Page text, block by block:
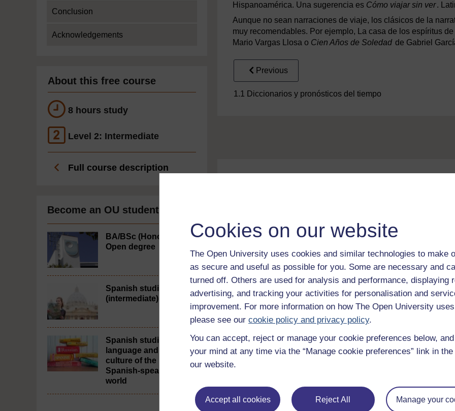
Cookies on our website
The Open University uses cookies and similar technologies to make
as secure and useful as possible for you. Some are necessary and
turned off. Others are used for analysis and performance, displaying
advertising, and tracking your activities for personalisation and
improvement. For more information on how The Open University
please see our cookie policy and privacy policy.
You can accept, reject or manage your cookie preferences below,
your mind at any time via the “Manage cookie preferences” link in
our website.
Accept all cookies Reject All Manage your
Conclusion
Acknowledgements
About this free course
8 hours study
Level 2: Intermediate
Full course description
Become an OU student
BA/BSc (Honours)
Open degree
Spanish studies 1
(intermediate)
Spanish studies 2:
language and
culture of the
Spanish-speaking
world
Hispanoamérica. Una sugerencia es Cómo viajar sin ver.
Aunque no sean narraciones de viaje, los clásicos de la
muy recomendables. Por ejemplo, La casa de los espíritus
Mario Vargas Llosa o Cien Años de Soledad de Gabriel
Previous
1.1 Diccionarios y pronósticos del tiempo
With over 50 years of experience in distance
trusted education to you, wherever you are. If
guide on Where to take your learning next